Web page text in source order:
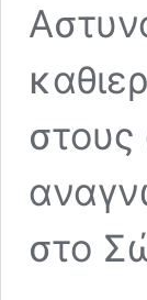
στους
στο